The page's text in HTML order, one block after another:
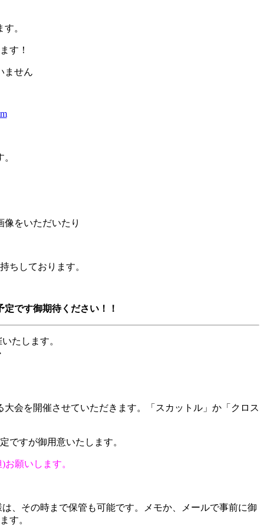
。
す！
ません
をいただいたり
ちしております。
です御期待ください！！
たします。
会を開催させていただきます。「スカットル」か「クロス
ですが御用意いたします。
願いします。
、その時まで保管も可能です。メモか、メールで事前に御
す。